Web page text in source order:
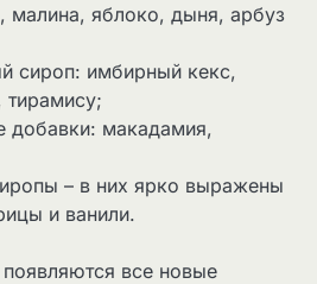
малина, яблоко, дыня, арбуз
сироп: имбирный кекс,
добавки: макадамия,
– в них ярко выражены
и ванили.
все новые